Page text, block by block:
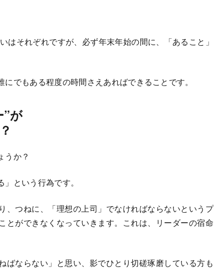
はそれぞれですが、必ず年末年始の間に、「あること」
でもある程度の時間さえあればできることです。
”が
うか？
という行為です。
つねに、「理想の上司」でなければならないというプ
とができなくなっていきます。これは、リーダーの宿命
ならない」と思い、影でひとり切磋琢磨している方も